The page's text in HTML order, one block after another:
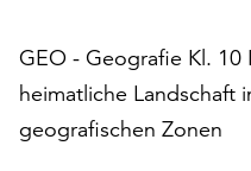
jederzeit
ändern
und
widerrufen.
GEO - Geografie Kl. 10
heimatliche Landschaft
geografischen Zonen